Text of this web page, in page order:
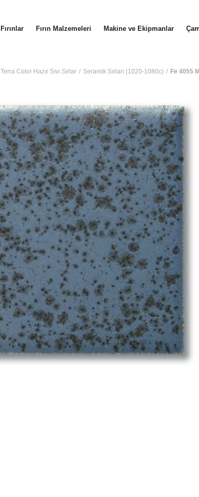
Fırınlar Fırın Malzemeleri Makine ve Ekipmanlar
Terra Color Hazır Sıvı Sırlar Seramik Sırları (1020-1080c) Fe 4055